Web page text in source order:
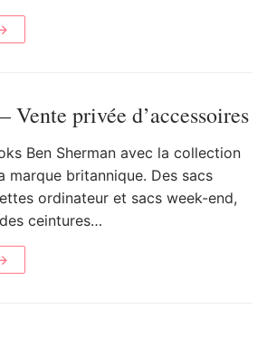
Vente privée d’accessoires
Ben Sherman avec la collection
marque britannique. Des sacs
ordinateur et sacs week-end,
ceintures…